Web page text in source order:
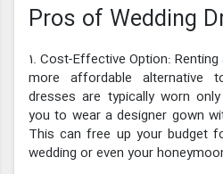
Pros of Wedding
1. Cost-Effective Option:
more affordable alternative
dresses are typically worn
you to wear a designer gown
This can free up your budget
wedding or even your